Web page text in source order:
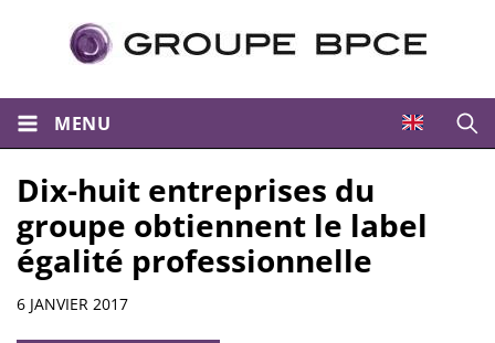
MENU
Dix-huit entreprises du
groupe obtiennent le label
égalité professionnelle
Informations
6 JANVIER 2017